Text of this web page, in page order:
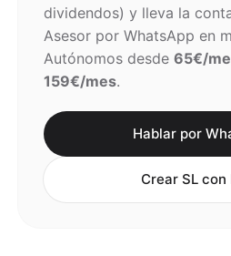
dividendos) y lleva la
Asesor por WhatsApp en
Autónomos desde 65€/
159€/mes.
Hablar por
Crear SL con